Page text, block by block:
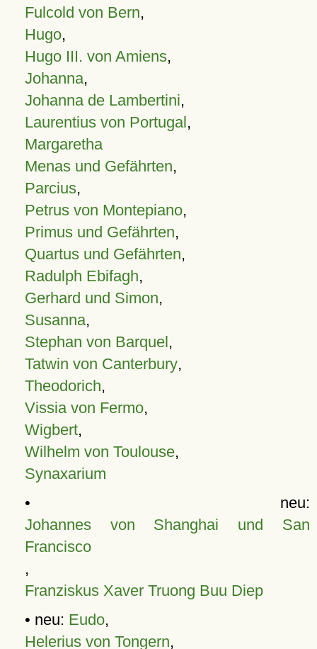
Fulcold von Bern,
Hugo,
Hugo III. von Amiens,
Johanna,
Johanna de Lambertini,
Laurentius von Portugal,
Margaretha
Menas und Gefährten,
Parcius,
Petrus von Montepiano,
Primus und Gefährten,
Quartus und Gefährten,
Radulph Ebifagh,
Gerhard und Simon,
Susanna,
Stephan von Barquel,
Tatwin von Canterbury,
Theodorich,
Vissia von Fermo,
Wigbert,
Wilhelm von Toulouse,
Synaxarium
• neu:
Johannes von Shanghai und San
Francisco
,
Franziskus Xaver Truong Buu Diep
• neu: Eudo,
Helerius von Tongern,